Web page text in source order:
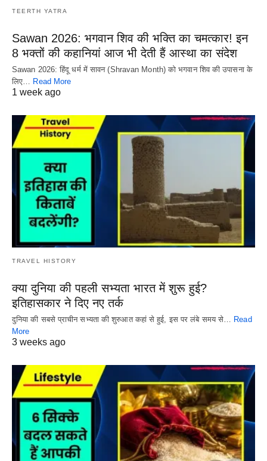
TEERTH YATRA
Sawan 2026: भगवान शिव की भक्ति का चमत्कार! इन
8 भक्तों की कहानियां आज भी देती हैं आस्था का संदेश
Sawan 2026: हिंदू धर्म में सावन (Shravan Month) को भगवान शिव की उपासना के
लिए…
Read More
1 week ago
TRAVEL HISTORY
क्या दुनिया की पहली सभ्यता भारत में शुरू हुई?
इतिहासकार ने दिए नए तर्क
दुनिया की सबसे प्राचीन सभ्यता की शुरुआत कहां से हुई, इस पर लंबे समय से… Read
More
3 weeks ago